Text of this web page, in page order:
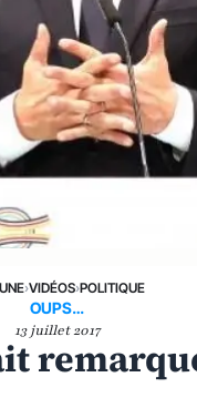
›VIDÉOS›POLITIQUE
OUPS…
13 juillet 2017